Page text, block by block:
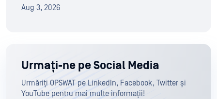
Aug 3, 2026
Urmați-ne pe Social Media
Urmăriți OPSWAT pe LinkedIn, Facebook, Twitter și
YouTube pentru mai multe informații!